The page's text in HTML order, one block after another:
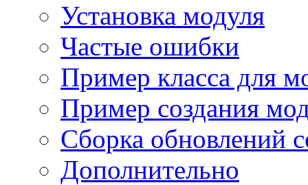
Установка модуля
Частые ошибки
Пример класса для
Пример создания
Сборка обновлений
Дополнительно